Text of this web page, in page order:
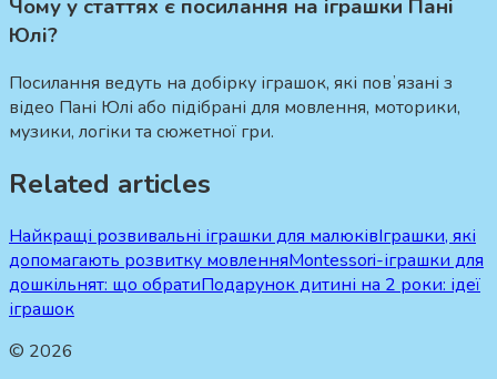
Чому у статтях є посилання на іграшки Пані
Юлі?
Посилання ведуть на добірку іграшок, які повʼязані з
відео Пані Юлі або підібрані для мовлення, моторики,
музики, логіки та сюжетної гри.
Related articles
Найкращі розвивальні іграшки для малюківІграшки, які
допомагають розвитку мовленняMontessori-іграшки для
дошкільнят: що обратиПодарунок дитині на 2 роки: ідеї
іграшок
© 2026